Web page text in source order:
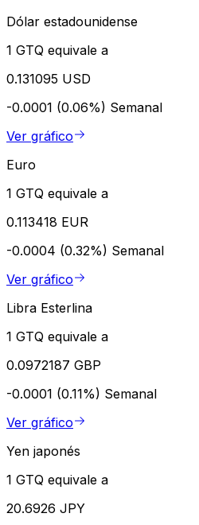
Dólar estadounidense
1 GTQ equivale a
0.131095 USD
-0.0001 (0.06%) Semanal
Ver gráfico
Euro
1 GTQ equivale a
0.113418 EUR
-0.0004 (0.32%) Semanal
Ver gráfico
Libra Esterlina
1 GTQ equivale a
0.0972187 GBP
-0.0001 (0.11%) Semanal
Ver gráfico
Yen japonés
1 GTQ equivale a
20.6926 JPY